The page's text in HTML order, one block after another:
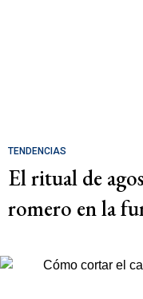
TENDENCIAS
El ritual de
romero en la